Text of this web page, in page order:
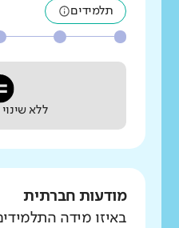
תלמידים
ללא
מודעות חברתית
באיזו מידה